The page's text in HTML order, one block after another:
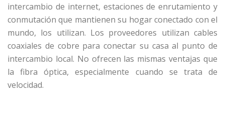
intercambio de internet, estaciones de enrutamiento y
conmutación que mantienen su hogar conectado con el
mundo, los utilizan. Los proveedores utilizan cables
coaxiales de cobre para conectar su casa al punto de
intercambio local. No ofrecen las mismas ventajas que
la fibra óptica, especialmente cuando se trata de
velocidad.